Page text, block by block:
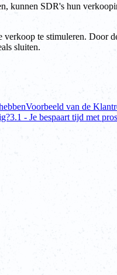
kunnen SDR's hun
te stimuleren. Door
sluiten.
Voorbeeld van de
3.1 - Je bespaart tijd met